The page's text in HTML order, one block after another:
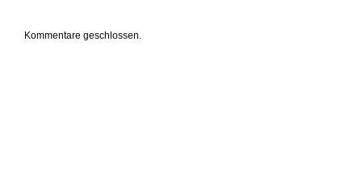
Kommentare geschlossen.